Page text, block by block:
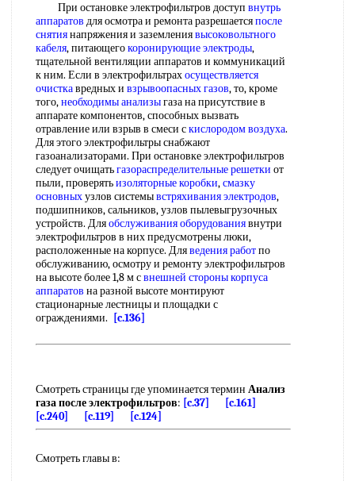
При остановке электрофильтров доступ внутрь
аппаратов для осмотра и ремонта разрешаетсяпосле
снятиянапряжения и заземлениявысоковольтного
кабеля, питающегокоронирующие электроды,
тщательной вентиляции аппаратов и коммуникаций
к ним. Если в электрофильтрахосуществляется
очисткавредных и взрывоопасных газов, то, кроме
того,необходимы анализыгаза на присутствие в
аппарате компонентов, способных вызвать
отравление или взрыв в смеси скислородом воздуха.
Для этого электрофильтры снабжают
газоанализаторами. При остановке электрофильтров
следует очищатьгазораспределительные решетки от
пыли, проверятьизоляторные коробки,смазку
основныхузлов системывстряхивания электродов,
подшипников, сальников, узлов пылевыгрузочных
устройств. Дляобслуживания оборудованиявнутри
электрофильтров в них предусмотрены люки,
расположенные на корпусе. Дляведения работпо
обслуживанию, осмотру и ремонту электрофильтров
на высоте более 1,8 м свнешней стороныкорпуса
аппаратов на разной высоте монтируют
стационарные лестницы и площадки с
ограждениями.
[c.136]
Смотреть страницы где упоминается термин Анализ
газа после электрофильтров: [c.37]
[c.161]
[c.240]
[c.119] [c.124]
Смотреть главы в: